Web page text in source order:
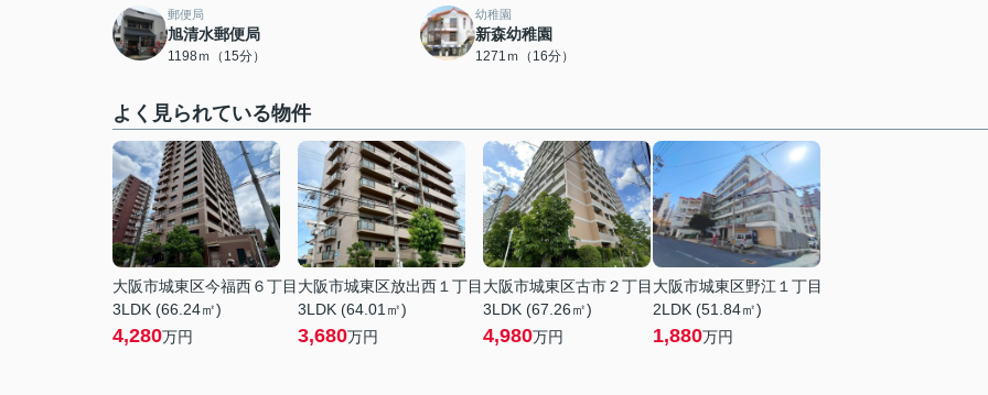
郵便局
旭清水郵便局
1198ｍ（15分）
幼稚園
新森幼稚園
1271ｍ（16分）
よく見られている物件
大阪市城東区今福西６丁目
3LDK (66.24㎡)
4,280万円
大阪市城東区放出西１丁目
3LDK (64.01㎡)
3,680万円
大阪市城東区古市２丁目
3LDK (67.26㎡)
4,980万円
大阪市城東区野江１丁目
2LDK (51.84㎡)
1,880万円